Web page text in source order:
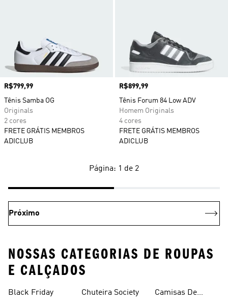
Preço
R$799,99
Tênis Samba OG
Originals
2 cores
FRETE GRÁTIS MEMBROS
ADICLUB
Preço
R$899,99
Tênis Forum 84 Low ADV
Homem Originals
4 cores
FRETE GRÁTIS MEMBROS
ADICLUB
Página: 1 de 2
Próximo
NOSSAS CATEGORIAS DE ROUPAS
E CALÇADOS
Black Friday Chuteira Society
Camisas De